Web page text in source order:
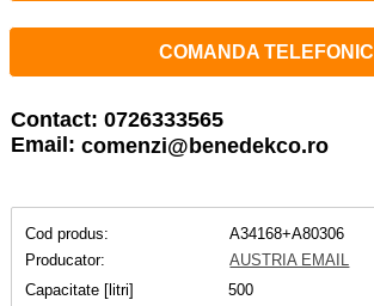
COMANDA TELEFONIC
Contact: 0726333565
Email: comenzi@benedekco.ro
Cod produs:
A34168+A80306
Producator:
AUSTRIA EMAIL
Capacitate [litri]
500